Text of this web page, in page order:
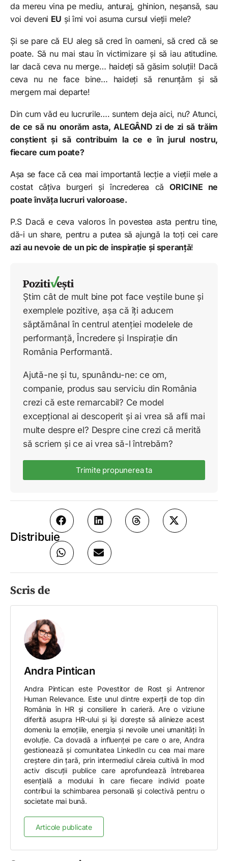
da mereu vina pe mediu, anturaj, ghinion, neșansă, sau
voi deveni EU și îmi voi asuma cursul vieții mele?
Și se pare că EU aleg să cred în oameni, să cred că se
poate. Să nu mai stau în victimizare și să iau atitudine.
Iar dacă ceva nu merge… haideți să găsim soluții! Dacă
ceva nu ne face bine… haideți să renunțăm și să
mergem mai departe!
Din cum văd eu lucrurile…. suntem deja aici, nu? Atunci,
de ce să nu onorăm asta, ALEGÂND zi de zi să trăim
conștient și să contribuim la ce e în jurul nostru,
fiecare cum poate?
Așa se face că cea mai importantă lecție a vieții mele a
costat câțiva burgeri și încrederea căORICINE ne
poate învăța lucruri valoroase.
P.S Dacă e ceva valoros în povestea asta pentru tine,
dă-i un share, pentru a putea să ajungă la toți cei care
azi au nevoie de un pic de inspirație și speranță!
Știm cât de mult bine pot face veștile bune și
exemplele pozitive, așa că îți aducem
săptămânal în centrul atenției modelele de
performanță, Încredere și Inspirație din
România Performantă.
Ajută-ne și tu, spunându-ne: ce om,
companie, produs sau serviciu din România
crezi că este remarcabil? Ce model
excepțional ai descoperit și ai vrea să afli mai
multe despre el? Despre cine crezi că merită
să scriem și ce ai vrea să-l întrebăm?
Trimite propunerea ta
Distribuie
Scris de
Andra Pintican
Andra Pintican este Povestitor de Rost și Antrenor
Human Relevance. Este unul dintre experții de top din
România în HR și consiliere în carieră. Are o viziune
diferită asupra HR-ului și își dorește să alinieze acest
domeniu la emoțiile, energia și nevoile unei umanități în
evoluție. Ca dovadă a influenței pe care o are, Andra
gestionează și comunitatea LinkedIn cu cea mai mare
creștere din țară, prin intermediul căreia cultivă în mod
activ discuții publice care aprofundează întrebarea
esențială a modului în care fiecare individ poate
contribui la schimbarea personală și colectivă pentru o
societate mai bună.
Articole publicate